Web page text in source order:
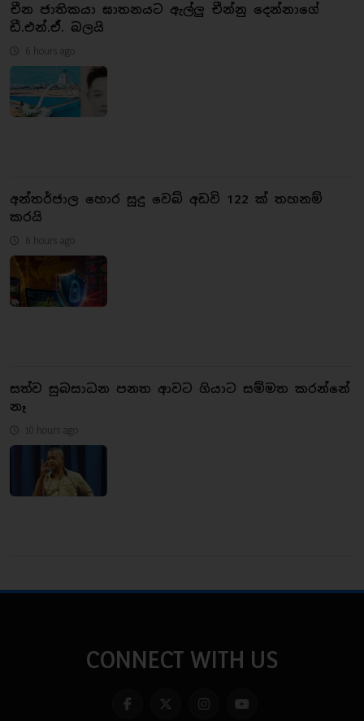
චීන ජාතිකයා ඝාතනයට ඇල්ලු චීන්නු දෙන්නාගේ
ඩී.එන්.ඒ. බලයි
6 hours ago
අන්තර්ජාල හොර සූදු වෙබ් අඩවි 122 ක් තහනම්
කරයි
6 hours ago
සත්ව සුබසාධන පනත ආවට ගියාට සම්මත කරන්නේ
නෑ
10 hours ago
CONNECT WITH US